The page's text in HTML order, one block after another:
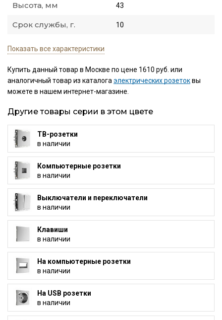
Высота, мм 43
Срок службы, г. 10
Показать все характеристики
Купить данный товар в Москве по цене 1610 руб. или
аналогичный товар из каталогаэлектрических розетоквы
можете в нашем интернет-магазине.
Другие товары серии в этом цвете
ТВ-розетки
в наличии
Компьютерные розетки
в наличии
Выключатели и переключатели
в наличии
Клавиши
в наличии
На компьютерные розетки
в наличии
На USB розетки
в наличии